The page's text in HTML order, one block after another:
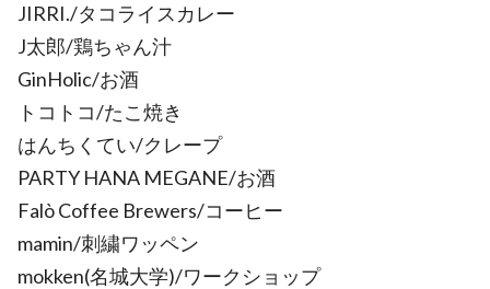
JIRRI./タコライスカレー
J太郎/鶏ちゃん汁
GinHolic/お酒
トコトコ/たこ焼き
はんちくてい/クレープ
PARTY HANA MEGANE/お酒
Falò Coffee Brewers/コーヒー
mamin/刺繍ワッペン
mokken(名城大学)/ワークショップ